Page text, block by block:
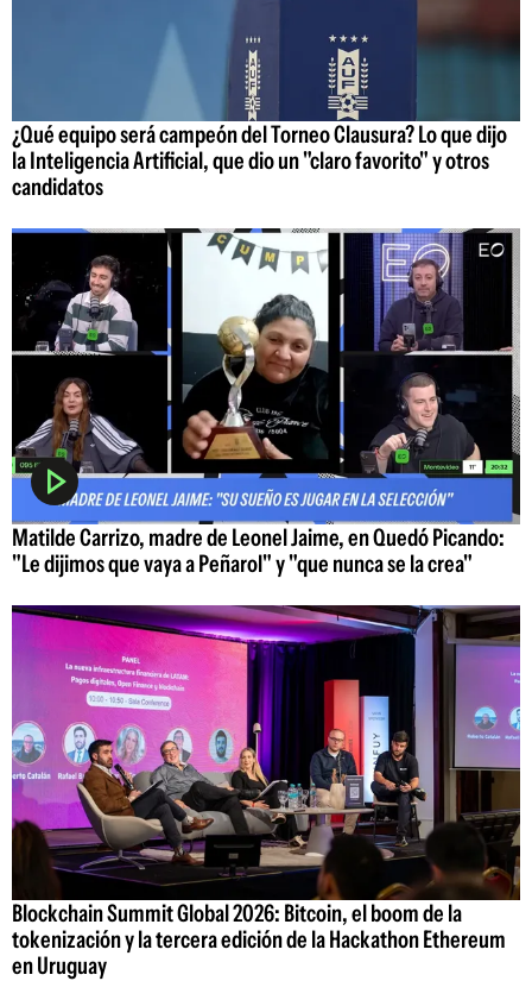
¿Qué equipo será campeón del Torneo Clausura? Lo que dijo
la Inteligencia Artificial, que dio un "claro favorito" y otros
candidatos
Matilde Carrizo, madre de Leonel Jaime, en Quedó Picando:
"Le dijimos que vaya a Peñarol" y "que nunca se la crea"
Blockchain Summit Global 2026: Bitcoin, el boom de la
tokenización y la tercera edición de la Hackathon Ethereum
en Uruguay